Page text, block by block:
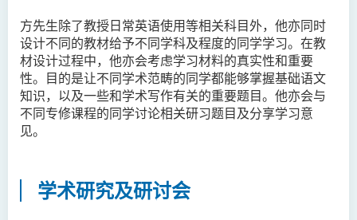
方先生除了教授日常英语使用等相关科目外，他亦同时
设计不同的教材给予不同学科及程度的同学学习。在教
材设计过程中，他亦会考虑学习材料的真实性和重要
性。目的是让不同学术范畴的同学都能够掌握基础语文
知识，以及一些和学术写作有关的重要题目。他亦会与
不同专修课程的同学讨论相关研习题目及分享学习意
见。
学术研究及研讨会
方逸康先生
陈晓婷博士
徐子余博士
廖颖贤博士
Mr James Speirs
校外顾问团及校外考试委员